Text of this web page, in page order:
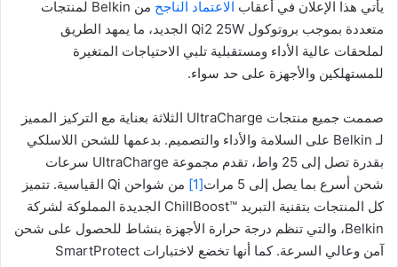
يأتي هذا الإعلان في أعقاب الاعتماد الناجح
من Belkin لمنتجات
متعددة بموجب بروتوكول Qi2 25W الجديد، ما يمهد الطريق
لملحقات عالية الأداء ومستقبلية تلبي الاحتياجات المتغيرة
للمستهلكين والأجهزة على حد سواء.
صممت جميع منتجات UltraCharge الثلاثة بعناية مع التركيز المميز
لـ Belkin على السلامة والأداء والتصميم. بدعمها للشحن اللاسلكي
بقدرة تصل إلى 25 واط، تقدم مجموعة UltraCharge سرعات
شحن أسرع بما يصل إلى 5 مرات
[1]
من شواحن Qi القياسية. تتميز
كل المنتجات بتقنية التبريد ™ChillBoost الجديدة المملوكة لشركة
Belkin، والتي تنظم درجة حرارة الأجهزة بنشاط للحصول على شحن
آمن وعالي السرعة. كما أنها تخضع لاختبارات SmartProtect